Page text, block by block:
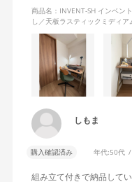
商品名：INVENT-SH インベン
し／天板ラスティックミディア
しもま
購入確認済み 年代:50代
組み立て付きで納品して